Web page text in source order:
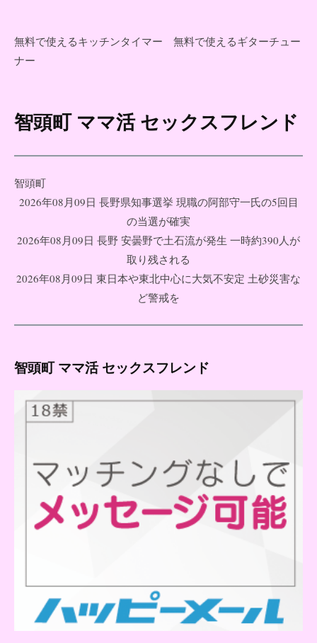
無料で使えるキッチンタイマー
無料で使えるギターチュー
ナー
コ
テ
ン
智頭町 ママ活 セックスフレンド
智頭町
2026年08月09日 長野県知事選挙 現職の阿部守一氏の5回目
の当選が確実
2026年08月09日 長野 安曇野で土石流が発生 一時約390人が
取り残される
2026年08月09日 東日本や東北中心に大気不安定 土砂災害な
ど警戒を
智頭町 ママ活 セックスフレンド